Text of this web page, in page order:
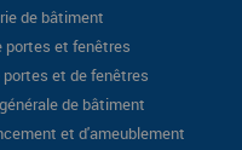
de bâtiment
portes et fenêtres
et de fenêtres
de bâtiment
et d'ameublement